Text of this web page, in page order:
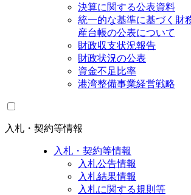
決算に関する公表資料
統一的な基準に基づく財
産台帳の公表について
財政収支状況報告
財政状況の公表
資金不足比率
港湾整備事業経営戦略
入札・契約等情報
入札・契約等情報
入札公告情報
入札結果情報
入札に関する規則等